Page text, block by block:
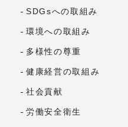
SDGsへの取組み
環境への取組み
多様性の尊重
健康経営の取組み
社会貢献
労働安全衛生